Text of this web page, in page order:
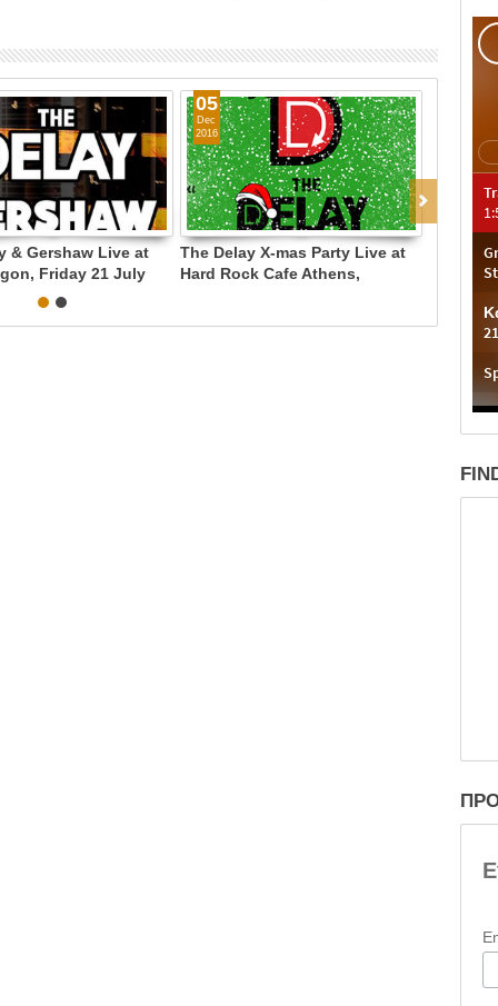
Delay X-mas Party Live at
Rock Cafe Athens,
2016
The Delay Live at Metro Stages,
Monastiraki Metro Station,
10
Oct
2016